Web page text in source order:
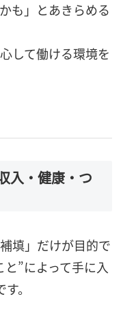
も」とあきらめる
して働ける環境を
入・健康・つ
填」だけが目的で
”によって手に入
。